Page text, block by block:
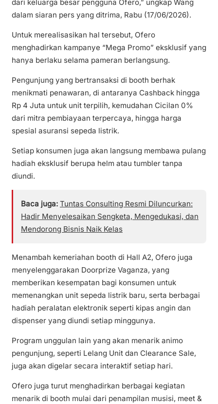
dari keluarga besar pengguna Ofero,” ungkap Wang
dalam siaran pers yang ditrima, Rabu (17/06/2026).
Untuk merealisasikan hal tersebut, Ofero
menghadirkan kampanye “Mega Promo” eksklusif yang
hanya berlaku selama pameran berlangsung.
Pengunjung yang bertransaksi di booth berhak
menikmati penawaran, di antaranya Cashback hingga
Rp 4 Juta untuk unit terpilih, kemudahan Cicilan 0%
dari mitra pembiayaan terpercaya, hingga harga
spesial asuransi sepeda listrik.
Setiap konsumen juga akan langsung membawa pulang
hadiah eksklusif berupa helm atau tumbler tanpa
diundi.
Baca juga: Tuntas Consulting Resmi Diluncurkan:
Hadir Menyelesaikan Sengketa, Mengedukasi, dan
Mendorong Bisnis Naik Kelas
Menambah kemeriahan booth di Hall A2, Ofero juga
menyelenggarakan Doorprize Vaganza, yang
memberikan kesempatan bagi konsumen untuk
memenangkan unit sepeda listrik baru, serta berbagai
hadiah peralatan elektronik seperti kipas angin dan
dispenser yang diundi setiap minggunya.
Program unggulan lain yang akan menarik animo
pengunjung, seperti Lelang Unit dan Clearance Sale,
juga akan digelar secara interaktif setiap hari.
Ofero juga turut menghadirkan berbagai kegiatan
menarik di booth mulai dari penampilan musisi, meet &